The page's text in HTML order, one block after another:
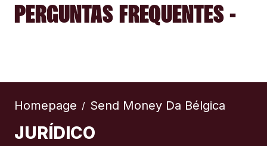
PERGUNTAS FREQUENTES -
Homepage / Send Money Da Bélgica
JURÍDICO